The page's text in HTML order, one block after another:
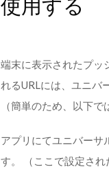
端末に表示されたプッ
れるURLには、ユニバ
（簡単のため、以下
アプリにてユニバーサ
す。 （ここで設定さ